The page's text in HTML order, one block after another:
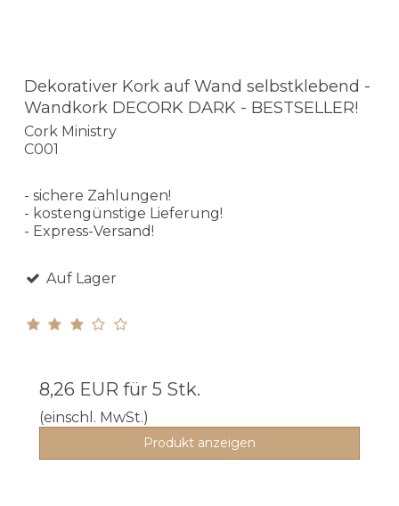
Dekorativer Kork auf Wand selbstklebend -
Wandkork DECORK DARK - BESTSELLER!
Cork Ministry
C001
- sichere Zahlungen!
- kostengünstige Lieferung!
- Express-Versand!
Auf Lager
8,26 EUR für 5 Stk.
(einschl. MwSt.)
Produkt anzeigen